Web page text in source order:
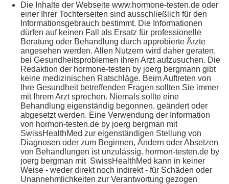
Die Inhalte der Webseite www.hormone-testen.de oder
einer Ihrer Tochterseiten sind ausschließlich für den
Informationsgebrauch bestimmt. Die Informationen
dürfen auf keinen Fall als Ersatz für professionelle
Beratung oder Behandlung durch approbierte Ärzte
angesehen werden. Allen Nutzern wird daher geraten,
bei Gesundheitsproblemen ihren Arzt aufzusuchen. Die
Redaktion der hormone-testen by joerg bergmann gibt
keine medizinischen Ratschläge. Beim Auftreten von
Ihre Gesundheit betreffenden Fragen sollten Sie immer
mit Ihrem Arzt sprechen. Niemals sollte eine
Behandlung eigenständig begonnen, geändert oder
abgesetzt werden. Eine Verwendung der Information
von hormon-testen.de by joerg bergman mit
SwissHealthMed zur eigenständigen Stellung von
Diagnosen oder zum Beginnen, Ändern oder Absetzen
von Behandlungen ist unzulässig. hormon-testen.de by
joerg bergman mit SwissHealthMed kann in keiner
Weise - weder direkt noch indirekt - für Schäden oder
Unannehmlichkeiten zur Verantwortung gezogen